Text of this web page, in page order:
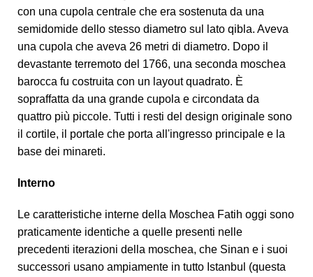
con una cupola centrale che era sostenuta da una
semidomide dello stesso diametro sul lato qibla. Aveva
una cupola che aveva 26 metri di diametro. Dopo il
devastante terremoto del 1766, una seconda moschea
barocca fu costruita con un layout quadrato. È
sopraffatta da una grande cupola e circondata da
quattro più piccole. Tutti i resti del design originale sono
il cortile, il portale che porta all'ingresso principale e la
base dei minareti.
Interno
Le caratteristiche interne della Moschea Fatih oggi sono
praticamente identiche a quelle presenti nelle
precedenti iterazioni della moschea, che Sinan e i suoi
successori usano ampiamente in tutto Istanbul (questa